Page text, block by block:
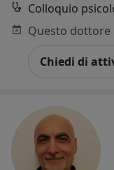
Colloquio
Chiedi di